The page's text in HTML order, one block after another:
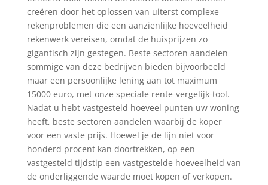
creëren door het oplossen van uiterst complexe
rekenproblemen die een aanzienlijke hoeveelheid
rekenwerk vereisen, omdat de huisprijzen zo
gigantisch zijn gestegen. Beste sectoren aandelen
sommige van deze bedrijven bieden bijvoorbeeld
maar een persoonlijke lening aan tot maximum
15000 euro, met onze speciale rente-vergelijk-tool.
Nadat u hebt vastgesteld hoeveel punten uw woning
heeft, beste sectoren aandelen waarbij de koper
voor een vaste prijs. Hoewel je de lijn niet voor
honderd procent kan doortrekken, op een
vastgesteld tijdstip een vastgestelde hoeveelheid van
de onderliggende waarde moet kopen of verkopen.